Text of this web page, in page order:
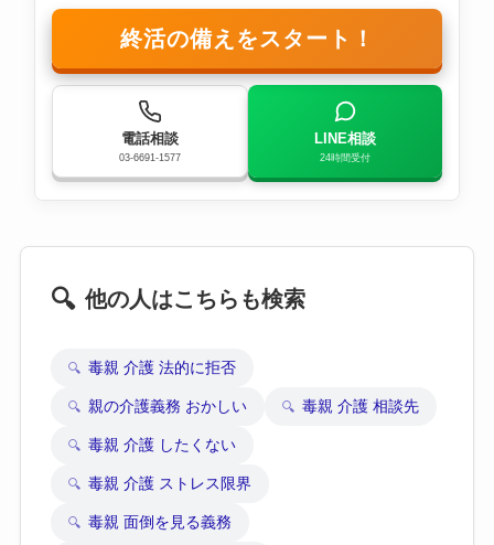
終活の備えをスタート！
電話相談
03-6691-1577
LINE相談
24時間受付
🔍 他の人はこちらも検索
毒親 介護 法的に拒否
親の介護義務 おかしい 毒親 介護 相談先
毒親 介護 したくない
毒親 介護 ストレス限界
毒親 面倒を見る義務